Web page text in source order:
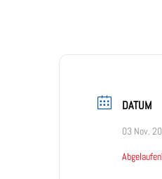
DATUM
03 Nov.
Abgelaufen!